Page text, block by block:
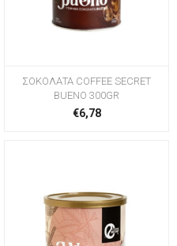
ΣΟΚΟΛΑΤΑ COFFEE SECRET
BUENO 300GR
€6,78